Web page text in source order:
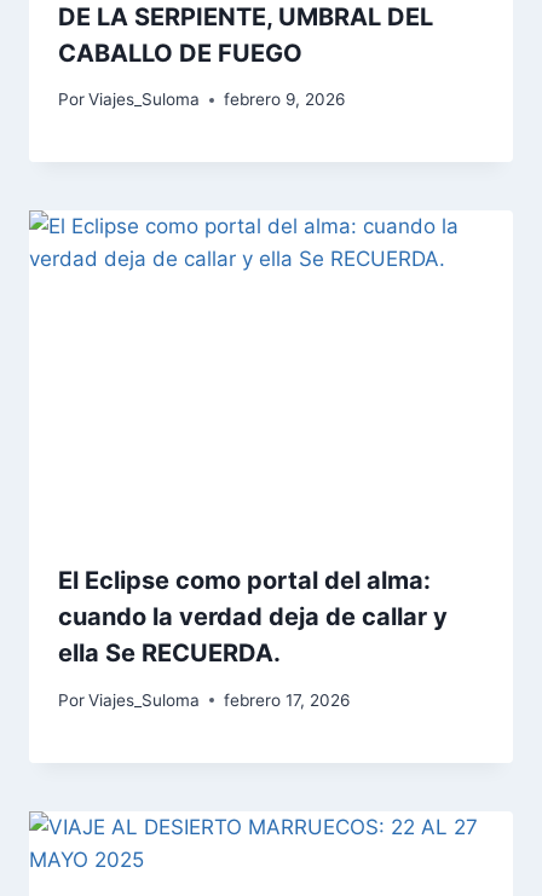
DE LA SERPIENTE, UMBRAL DEL
CABALLO DE FUEGO
PorViajes_Suloma febrero 9, 2026
El Eclipse como portal del alma:
cuando la verdad deja de callar y
ella Se RECUERDA.
PorViajes_Suloma febrero 17, 2026